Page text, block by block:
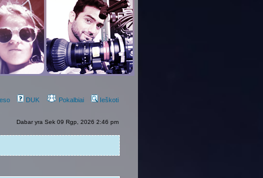
DUK Pokalbiai Ieškoti
Dabar yra Sek 09 Rgp, 2026 2:46 pm